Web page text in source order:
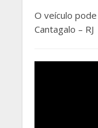
O veículo
Cantagalo – RJ